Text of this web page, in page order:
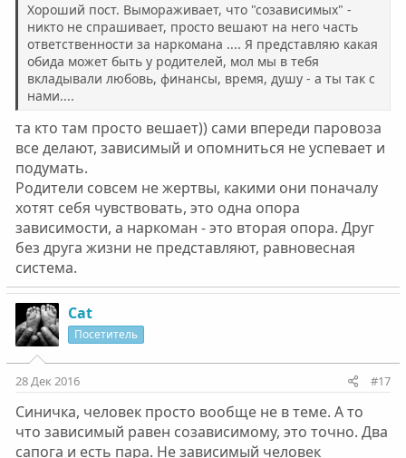
Хороший пост. Вымораживает, что "созависимых" -
никто не спрашивает, просто вешают на него часть
ответственности за наркомана .... Я представляю какая
обида может быть у родителей, мол мы в тебя
вкладывали любовь, финансы, время, душу - а ты так с
нами....
та кто там просто вешает)) сами впереди паровоза
все делают, зависимый и опомниться не успевает и
подумать.
Родители совсем не жертвы, какими они поначалу
хотят себя чувствовать, это одна опора
зависимости, а наркоман - это вторая опора. Друг
без друга жизни не представляют, равновесная
система.
Cat
Посетитель
28 Дек 2016 #17
Синичка, человек просто вообще не в теме. А то
что зависимый равен созависимому, это точно. Два
сапога и есть пара. Не зависимый человек